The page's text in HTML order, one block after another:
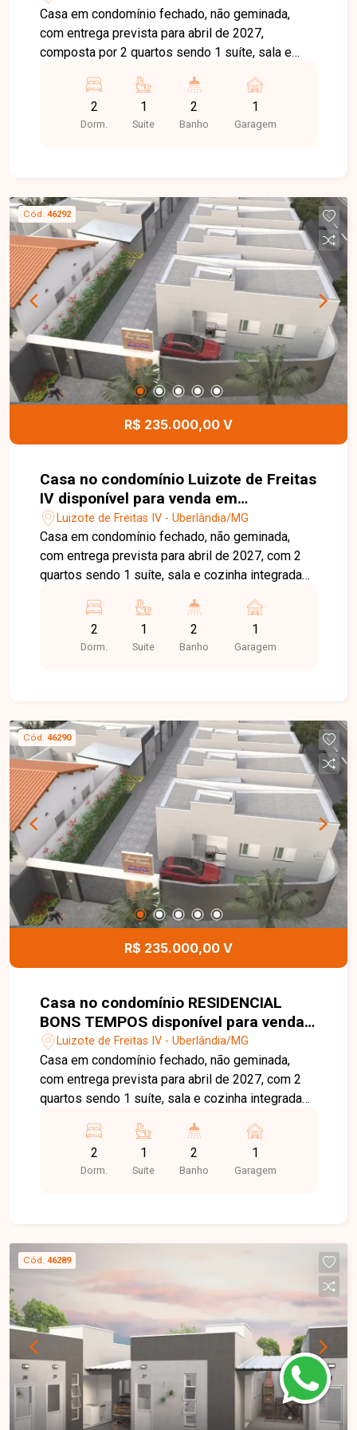
Casa em condomínio fechado, não geminada,
com entrega prevista para abril de 2027,
composta por 2 quartos sendo 1 suíte, sala e
totalmente revestidos em porcelanato, piso em
porcelanato retificado, área de lazer com
churrasqueira individual, estacionamento para até
2
Dorm.
1
Suite
2
Banho
1
Garagem
Cód. 46292
R$ 235.000,00 V
Casa no condomínio Luizote de Freitas
IV disponível para venda em
Uberlândia-MG
Luizote de Freitas IV - Uberlândia/MG
Casa em condomínio fechado, não geminada,
com entrega prevista para abril de 2027, com 2
quartos sendo 1 suíte, sala e cozinha integradas,
da cozinha e banheiros, piso em porcelanato
retificado, área de lazer com churrasqueira
individual, estacionamento para até 2 veículos
2
Dorm.
1
Suite
2
Banho
1
Garagem
Cód. 46290
R$ 235.000,00 V
Casa no condomínio RESIDENCIAL
BONS TEMPOS disponível para venda
em Uberlândia-MG
Luizote de Freitas IV - Uberlândia/MG
Casa em condomínio fechado, não geminada,
com entrega prevista para abril de 2027, com 2
quartos sendo 1 suíte, sala e cozinha integradas,
da cozinha e dos banheiros, piso em porcelanato
retificado, área de lazer com churrasqueira
individual, portão eletrônico, interfone, concertina,
2
Dorm.
1
Suite
2
Banho
1
Garagem
Cód. 46289